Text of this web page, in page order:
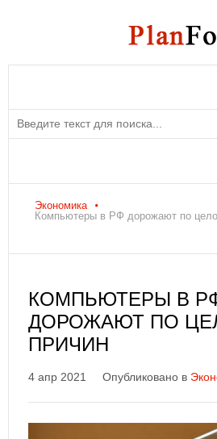
Экономика
Компьютеры в РФ дорожают по
КОМПЬЮТЕРЫ В
ДОРОЖАЮТ ПО
ПРИЧИН
4 апр 2021 Опубликовано в